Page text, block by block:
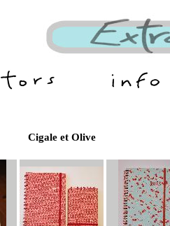
Cigale et Olive